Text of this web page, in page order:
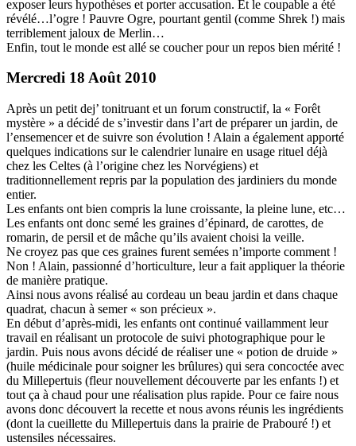
exposer leurs hypothèses et porter accusation. Et le coupable a été
révélé…l’ogre ! Pauvre Ogre, pourtant gentil (comme Shrek !) mais
terriblement jaloux de Merlin…
Enfin, tout le monde est allé se coucher pour un repos bien mérité !
Mercredi 18 Août 2010
Après un petit dej’ tonitruant et un forum constructif, la « Forêt
mystère » a décidé de s’investir dans l’art de préparer un jardin, de
l’ensemencer et de suivre son évolution ! Alain a également apporté
quelques indications sur le calendrier lunaire en usage rituel déjà
chez les Celtes (à l’origine chez les Norvégiens) et
traditionnellement repris par la population des jardiniers du monde
entier.
Les enfants ont bien compris la lune croissante, la pleine lune, etc…
Les enfants ont donc semé les graines d’épinard, de carottes, de
romarin, de persil et de mâche qu’ils avaient choisi la veille.
Ne croyez pas que ces graines furent semées n’importe comment !
Non ! Alain, passionné d’horticulture, leur a fait appliquer la théorie
de manière pratique.
Ainsi nous avons réalisé au cordeau un beau jardin et dans chaque
quadrat, chacun à semer « son précieux ».
En début d’après-midi, les enfants ont continué vaillamment leur
travail en réalisant un protocole de suivi photographique pour le
jardin. Puis nous avons décidé de réaliser une « potion de druide »
(huile médicinale pour soigner les brûlures) qui sera concoctée avec
du Millepertuis (fleur nouvellement découverte par les enfants !) et
tout ça à chaud pour une réalisation plus rapide. Pour ce faire nous
avons donc découvert la recette et nous avons réunis les ingrédients
(dont la cueillette du Millepertuis dans la prairie de Prabouré !) et
ustensiles nécessaires.